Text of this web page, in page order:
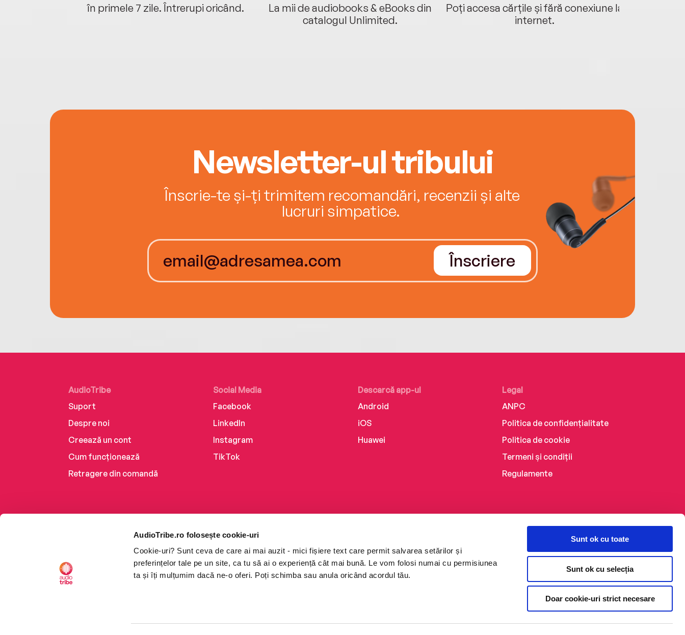
AudioTribe.ro folosește cookie-uri
Cookie-uri? Sunt ceva de care ai mai auzit - mici fișiere text care permit salvarea setărilor și
preferințelor tale pe un site, ca tu să ai o experiență cât mai bună. Le vom folosi numai cu permisiunea
ta și îți mulțumim dacă ne-o oferi. Poți schimba sau anula oricând acordul tău.
Sunt ok cu toate
Sunt ok cu selecția
Doar cookie-uri strict necesare
în primele 7 zile. Întrerupi oricând.
La mii de audiobooks & eBooks din
catalogul Unlimited.
Poți accesa cărțile și fără conexiune la
internet.
Newsletter-ul tribului
Înscrie-te și-ți trimitem recomandări, recenzii și alte
lucruri simpatice.
Înscriere
AudioTribe
Suport
Despre noi
Creează un cont
Cum funcționează
Retragere din comandă
Social Media
Facebook
LinkedIn
Instagram
TikTok
Descarcă app-ul
Android
iOS
Huawei
Legal
ANPC
Politica de confidențialitate
Politica de cookie
Termeni și condiții
Regulamente